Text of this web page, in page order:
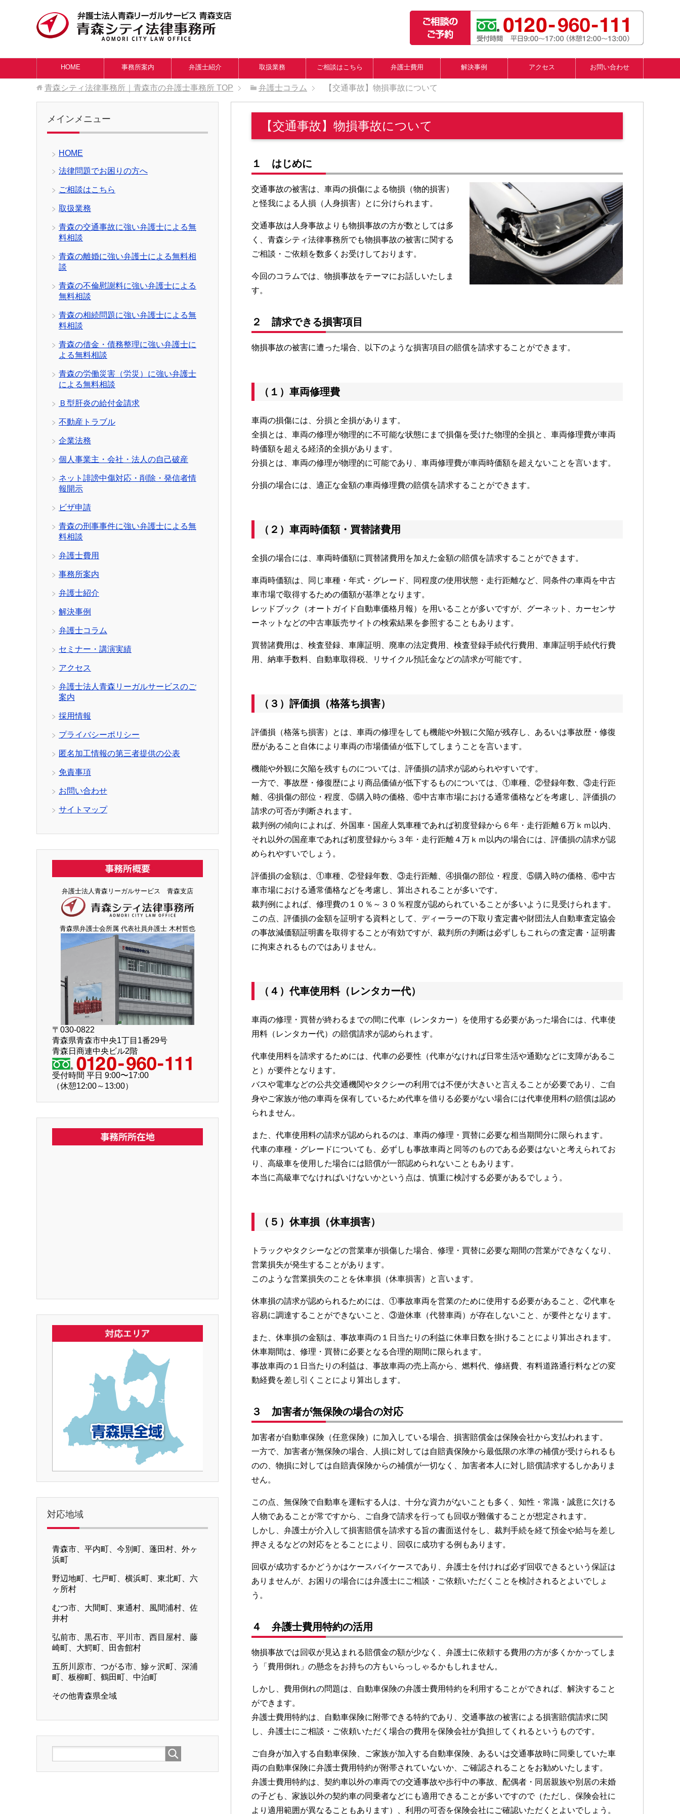
HOME 事務所案内 弁護士紹介 取扱業務 ご相談はこちら 弁護士費用 解決事例 アクセス お問い合わせ
青森シティ法律事務所｜青森市の弁護士事務所 TOP 弁護士コラム 【交通事故】物損事故について
【交通事故】物損事故について
１ はじめに
交通事故の被害は、車両の損傷による物損（物的損害）
と怪我による人損（人身損害）とに分けられます。
交通事故は人身事故よりも物損事故の方が数としては多
く、青森シティ法律事務所でも物損事故の被害に関する
ご相談・ご依頼を数多くお受けしております。
今回のコラムでは、物損事故をテーマにお話しいたしま
す。
２ 請求できる損害項目
物損事故の被害に遭った場合、以下のような損害項目の賠償を請求することができます。
（１）車両修理費
車両の損傷には、分損と全損があります。
全損とは、車両の修理が物理的に不可能な状態にまで損傷を受けた物理的全損と、車両修理費が車両
時価額を超える経済的全損があります。
分損とは、車両の修理が物理的に可能であり、車両修理費が車両時価額を超えないことを言います。
分損の場合には、適正な金額の車両修理費の賠償を請求することができます。
（２）車両時価額・買替諸費用
全損の場合には、車両時価額に買替諸費用を加えた金額の賠償を請求することができます。
車両時価額は、同じ車種・年式・グレード、同程度の使用状態・走行距離など、同条件の車両を中古
車市場で取得するための価額が基準となります。
レッドブック（オートガイド自動車価格月報）を用いることが多いですが、グーネット、カーセンサ
ーネットなどの中古車販売サイトの検索結果を参照することもあります。
買替諸費用は、検査登録、車庫証明、廃車の法定費用、検査登録手続代行費用、車庫証明手続代行費
用、納車手数料、自動車取得税、リサイクル預託金などの請求が可能です。
（３）評価損（格落ち損害）
評価損（格落ち損害）とは、車両の修理をしても機能や外観に欠陥が残存し、あるいは事故歴・修復
歴があること自体により車両の市場価値が低下してしまうことを言います。
機能や外観に欠陥を残すものについては、評価損の請求が認められやすいです。
一方で、事故歴・修復歴により商品価値が低下するものについては、①車種、②登録年数、③走行距
離、④損傷の部位・程度、⑤購入時の価格、⑥中古車市場における通常価格などを考慮し、評価損の
請求の可否が判断されます。
裁判例の傾向によれば、外国車・国産人気車種であれば初度登録から６年・走行距離６万ｋｍ以内、
それ以外の国産車であれば初度登録から３年・走行距離４万ｋｍ以内の場合には、評価損の請求が認
められやすいでしょう。
評価損の金額は、①車種、②登録年数、③走行距離、④損傷の部位・程度、⑤購入時の価格、⑥中古
車市場における通常価格などを考慮し、算出されることが多いです。
裁判例によれば、修理費の１０％～３０％程度が認められていることが多いように見受けられます。
この点、評価損の金額を証明する資料として、ディーラーの下取り査定書や財団法人自動車査定協会
の事故減価額証明書を取得することが有効ですが、裁判所の判断は必ずしもこれらの査定書・証明書
に拘束されるものではありません。
（４）代車使用料（レンタカー代）
車両の修理・買替が終わるまでの間に代車（レンタカー）を使用する必要があった場合には、代車使
用料（レンタカー代）の賠償請求が認められます。
代車使用料を請求するためには、代車の必要性（代車がなければ日常生活や通勤などに支障があるこ
と）が要件となります。
バスや電車などの公共交通機関やタクシーの利用では不便が大きいと言えることが必要であり、ご自
身やご家族が他の車両を保有しているため代車を借りる必要がない場合には代車使用料の賠償は認め
られません。
また、代車使用料の請求が認められるのは、車両の修理・買替に必要な相当期間分に限られます。
代車の車種・グレードについても、必ずしも事故車両と同等のものである必要はないと考えられてお
り、高級車を使用した場合には賠償が一部認められないこともあります。
本当に高級車でなければいけないかという点は、慎重に検討する必要があるでしょう。
（５）休車損（休車損害）
トラックやタクシーなどの営業車が損傷した場合、修理・買替に必要な期間の営業ができなくなり、
営業損失が発生することがあります。
このような営業損失のことを休車損（休車損害）と言います。
休車損の請求が認められるためには、①事故車両を営業のために使用する必要があること、②代車を
容易に調達することができないこと、③遊休車（代替車両）が存在しないこと、が要件となります。
また、休車損の金額は、事故車両の１日当たりの利益に休車日数を掛けることにより算出されます。
休車期間は、修理・買替に必要となる合理的期間に限られます。
事故車両の１日当たりの利益は、事故車両の売上高から、燃料代、修繕費、有料道路通行料などの変
動経費を差し引くことにより算出します。
３ 加害者が無保険の場合の対応
加害者が自動車保険（任意保険）に加入している場合、損害賠償金は保険会社から支払われます。
一方で、加害者が無保険の場合、人損に対しては自賠責保険から最低限の水準の補償が受けられるも
のの、物損に対しては自賠責保険からの補償が一切なく、加害者本人に対し賠償請求するしかありま
せん。
この点、無保険で自動車を運転する人は、十分な資力がないことも多く、知性・常識・誠意に欠ける
人物であることが常ですから、ご自身で請求を行っても回収が難儀することが想定されます。
しかし、弁護士が介入して損害賠償を請求する旨の書面送付をし、裁判手続を経て預金や給与を差し
押さえるなどの対応をとることにより、回収に成功する例もあります。
回収が成功するかどうかはケースバイケースであり、弁護士を付ければ必ず回収できるという保証は
ありませんが、お困りの場合には弁護士にご相談・ご依頼いただくことを検討されるとよいでしょ
う。
４ 弁護士費用特約の活用
物損事故では回収が見込まれる賠償金の額が少なく、弁護士に依頼する費用の方が多くかかってしま
う「費用倒れ」の懸念をお持ちの方もいらっしゃるかもしれません。
しかし、費用倒れの問題は、自動車保険の弁護士費用特約を利用することができれば、解決すること
ができます。
弁護士費用特約は、自動車保険に附帯できる特約であり、交通事故の被害による損害賠償請求に関
し、弁護士にご相談・ご依頼いただく場合の費用を保険会社が負担してくれるというものです。
ご自身が加入する自動車保険、ご家族が加入する自動車保険、あるいは交通事故時に同乗していた車
両の自動車保険に弁護士費用特約が附帯されていないか、ご確認されることをお勧めいたします。
弁護士費用特約は、契約車以外の車両での交通事故や歩行中の事故、配偶者・同居親族や別居の未婚
の子ども、家族以外の契約車の同乗者などにも適用できることが多いですので（ただし、保険会社に
より適用範囲が異なることもあります）、利用の可否を保険会社にご確認いただくとよいでしょう。
メインメニュー
HOME
法律問題でお困りの方へ
ご相談はこちら
取扱業務
青森の交通事故に強い弁護士による無
料相談
青森の離婚に強い弁護士による無料相
談
青森の不倫慰謝料に強い弁護士による
無料相談
青森の相続問題に強い弁護士による無
料相談
青森の借金・債務整理に強い弁護士に
よる無料相談
青森の労働災害（労災）に強い弁護士
による無料相談
Ｂ型肝炎の給付金請求
不動産トラブル
企業法務
個人事業主・会社・法人の自己破産
ネット誹謗中傷対応・削除・発信者情
報開示
ビザ申請
青森の刑事事件に強い弁護士による無
料相談
弁護士費用
事務所案内
弁護士紹介
解決事例
弁護士コラム
セミナー・講演実績
アクセス
弁護士法人青森リーガルサービスのご
案内
採用情報
プライバシーポリシー
匿名加工情報の第三者提供の公表
免責事項
お問い合わせ
サイトマップ
弁護士法人青森リーガルサービス 青森支店
青森県弁護士会所属 代表社員弁護士 木村哲也
〒030-0822
青森県青森市中央1丁目1番29号
青森日商連中央ビル2階
受付時間 平日 9:00〜17:00
（休憩12:00～13:00）
対応地域
青森市、平内町、今別町、蓬田村、外ヶ
浜町
野辺地町、七戸町、横浜町、東北町、六
ヶ所村
むつ市、大間町、東通村、風間浦村、佐
井村
弘前市、黒石市、平川市、西目屋村、藤
崎町、大鰐町、田舎館村
五所川原市、つがる市、鰺ヶ沢町、深浦
町、板柳町、鶴田町、中泊町
その他青森県全域